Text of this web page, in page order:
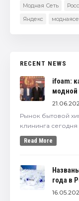
Модная Сеть
Яндекс
RECENT NEWS
ifoam:
Рынок бытовой
клининга
Read More
года в